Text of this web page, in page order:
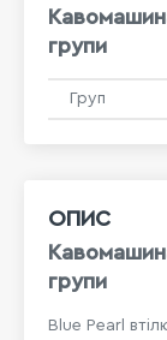
ОПИС
групи
Blue Pearl
групи
Груп